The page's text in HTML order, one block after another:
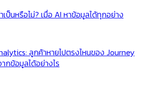
ป็นหรือไม่? เมื่อ AI หาข้อมูลได้ทุกอย่าง
ลูกค้าหายไปตรงไหนของ Journey
กข้อมูลได้อย่างไร